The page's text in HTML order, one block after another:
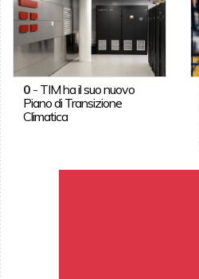
0- TIM ha il suo nuovo
Piano di Transizione
Climatica